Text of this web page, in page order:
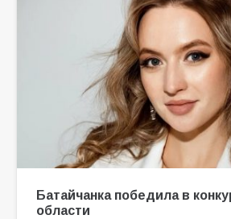
Батайчанка победила в
области